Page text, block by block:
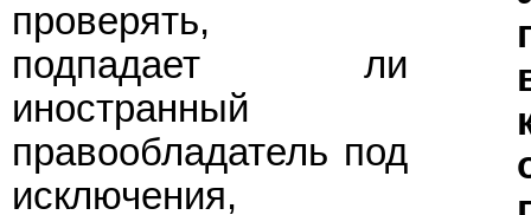
проверять,
подпадает ли
иностранный
правообладатель под
исключения,